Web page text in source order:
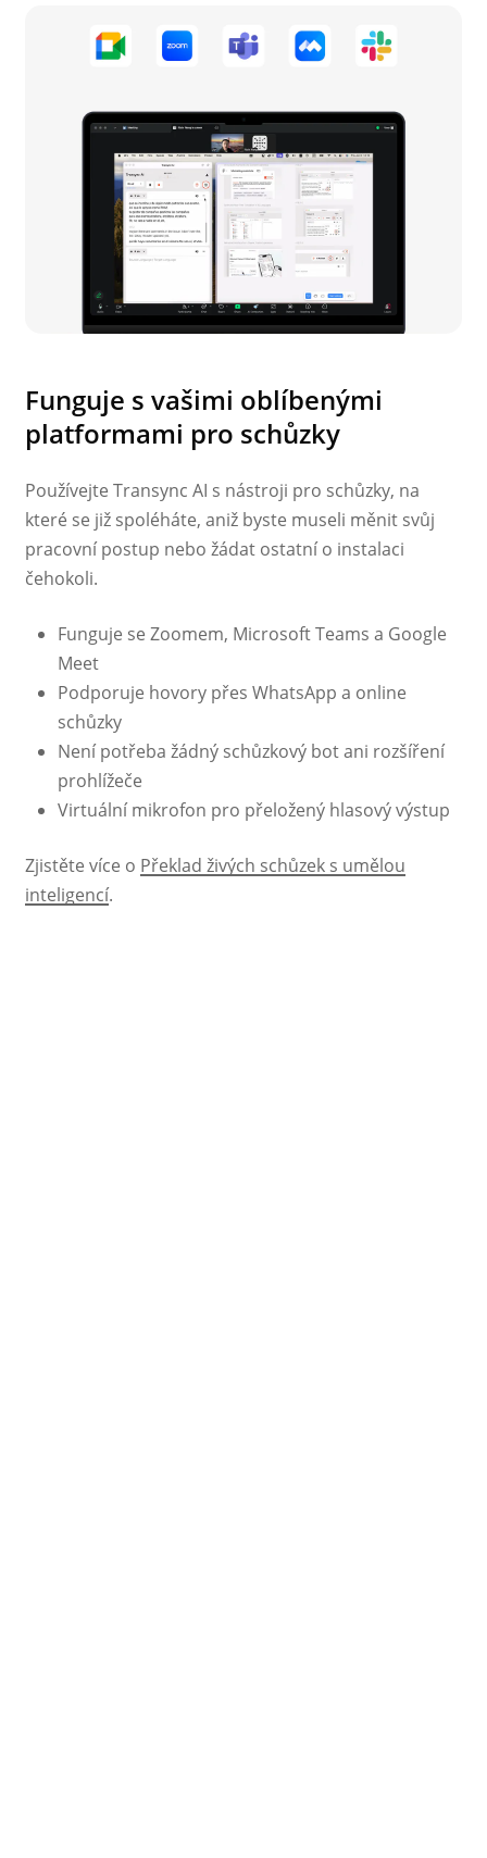
Funguje s vašimi oblíbenými
platformami pro schůzky
Používejte Transync AI s nástroji pro schůzky, na
které se již spoléháte, aniž byste museli měnit svůj
pracovní postup nebo žádat ostatní o instalaci
čehokoli.
Funguje se Zoomem, Microsoft Teams a Google
Meet
Podporuje hovory přes WhatsApp a online
schůzky
Není potřeba žádný schůzkový bot ani rozšíření
prohlížeče
Virtuální mikrofon pro přeložený hlasový výstup
Zjistěte více o Překlad živých schůzek s umělou
inteligencí.